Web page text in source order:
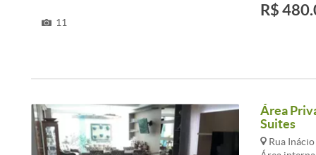
11
R$
Área
Suites
Rua